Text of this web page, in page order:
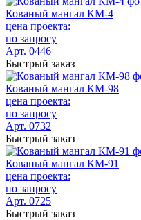
Кованый мангал КМ-4
цена проекта:
по запросу
Арт. 0446
Быстрый заказ
Кованый мангал КМ-98
цена проекта:
по запросу
Арт. 0732
Быстрый заказ
Кованый мангал КМ-91
цена проекта:
по запросу
Арт. 0725
Быстрый заказ